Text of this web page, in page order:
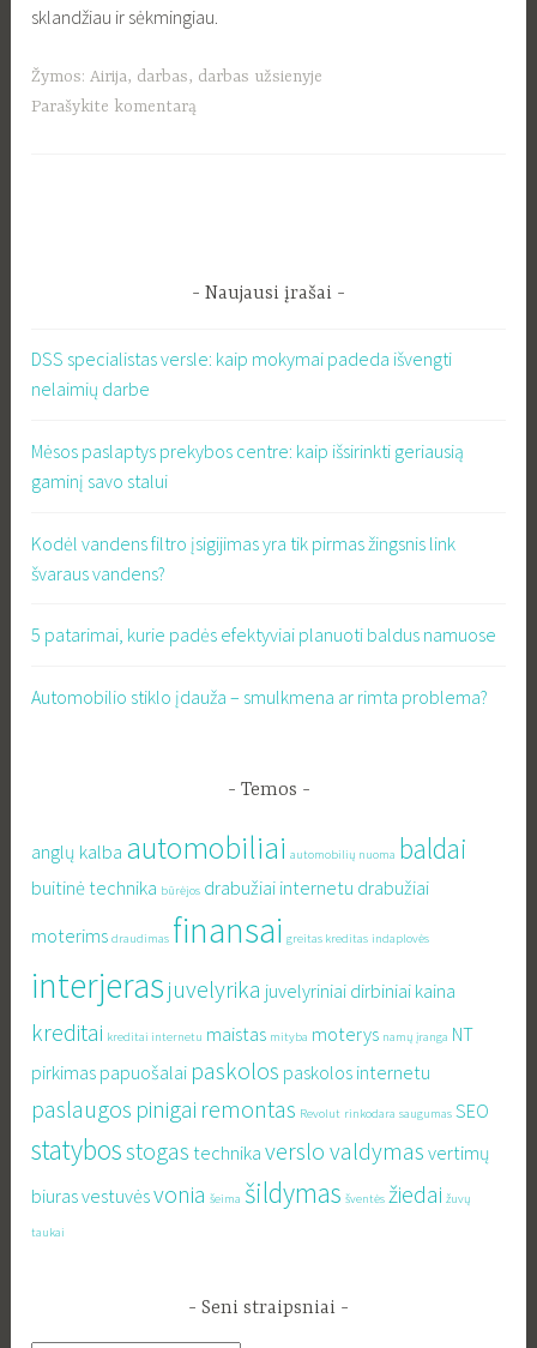
sklandžiau ir sėkmingiau.
Žymos:Airija, darbas, darbas užsienyje
Parašykite komentarą
Naujausi įrašai
DSS specialistas versle: kaip mokymai padeda išvengti
nelaimių darbe
Mėsos paslaptys prekybos centre: kaip išsirinkti geriausią
gaminį savo stalui
Kodėl vandens filtro įsigijimas yra tik pirmas žingsnis link
švaraus vandens?
5 patarimai, kurie padės efektyviai planuoti baldus namuose
Automobilio stiklo įdauža – smulkmena ar rimta problema?
Temos
anglų kalba automobiliai automobilių nuoma baldai
buitinė technika būrėjos drabužiai internetu drabužiai
moterims draudimas finansai greitas kreditas indaplovės
interjeras juvelyrika juvelyriniai dirbiniai kaina
kreditai kreditai internetu maistas mityba moterys namų įranga NT
pirkimas papuošalai paskolos paskolos internetu
paslaugos pinigai remontas Revolut rinkodara saugumas SEO
statybosstogas technika verslo valdymas vertimų
biurasvestuvėsvonia šeima šildymas šventės žiedai žuvų
taukai
Seni straipsniai